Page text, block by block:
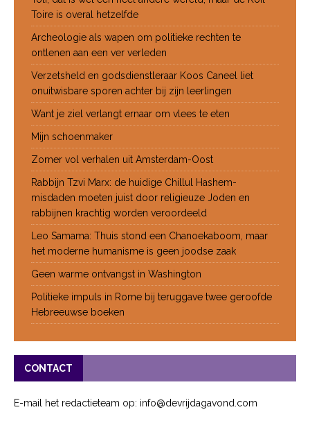
Toire is overal hetzelfde
Archeologie als wapen om politieke rechten te
ontlenen aan een ver verleden
Verzetsheld en godsdienstleraar Koos Caneel liet
onuitwisbare sporen achter bij zijn leerlingen
Want je ziel verlangt ernaar om vlees te eten
Mijn schoenmaker
Zomer vol verhalen uit Amsterdam-Oost
Rabbijn Tzvi Marx: de huidige Chillul Hashem-
misdaden moeten juist door religieuze Joden en
rabbijnen krachtig worden veroordeeld
Leo Samama: Thuis stond een Chanoekaboom, maar
het moderne humanisme is geen joodse zaak
Geen warme ontvangst in Washington
Politieke impuls in Rome bij teruggave twee geroofde
Hebreeuwse boeken
CONTACT
E-mail het redactieteam op: info@devrijdagavond.com